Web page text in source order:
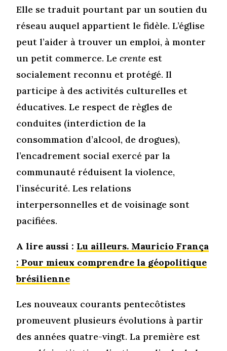
Elle se traduit pourtant par un soutien du
réseau auquel appartient le fidèle. L’église
peut l’aider à trouver un emploi, à monter
un petit commerce. Lecrente est
socialement reconnu et protégé. Il
participe à des activités culturelles et
éducatives. Le respect de règles de
conduites (interdiction de la
consommation d’alcool, de drogues),
l’encadrement social exercé par la
communauté réduisent la violence,
l’insécurité. Les relations
interpersonnelles et de voisinage sont
pacifiées.
A lire aussi : Lu ailleurs. Mauricio França
: Pour mieux comprendre la géopolitique
brésilienne
Les nouveaux courants pentecôtistes
promeuvent plusieurs évolutions à partir
des années quatre-vingt. La première est